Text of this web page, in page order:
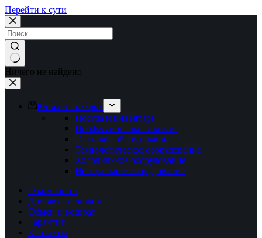
Перейти к сути
Ничего не найдено
Каталог товаров
Посуда и инвентарь
Профессиональная химия
Тепловое оборудование
Технологическое оборудование
Холодильное оборудование
Нейтральное оборудование
О компании
Доставка и оплата
Обмен и возврат
Гарантия
Контакты